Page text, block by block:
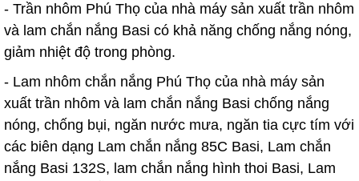
- Trần nhôm Phú Thọ của nhà máy sản xuất trần nhôm
và lam chắn nắng Basi có khả năng chống nắng nóng,
giảm nhiệt độ trong phòng.
- Lam nhôm chắn nắng Phú Thọ của nhà máy sản
xuất trần nhôm và lam chắn nắng Basi chống nắng
nóng, chống bụi, ngăn nước mưa, ngăn tia cực tím với
các biên dạng Lam chắn nắng 85C Basi, Lam chắn
nắng Basi 132S, lam chắn nắng hình thoi Basi, Lam